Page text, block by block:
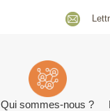
Qui sommes-nous ?